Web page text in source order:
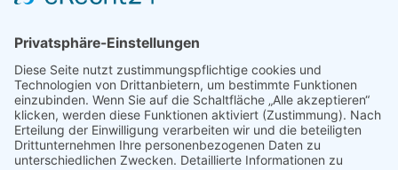
der Europäischen Union
Stiftung Erwachsenenbildung Liechtenstein
Landstrasse 92
9494 Schaan
T +423 232 95 80